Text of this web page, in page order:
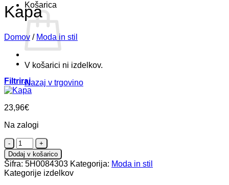
Košarica
V košarici ni izdelkov.
Nazaj v trgovino
Kapa
Domov / Moda in stil
Filtriraj
23,96€
Na zalogi
Kapa
količina
Dodaj v košarico
Šifra: 5H0084303 Kategorija: Moda in stil
Kategorije izdelkov